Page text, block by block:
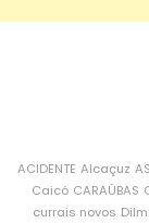
ACIDENTE Alcaçuz
Caicó CARAÚBAS
currais novos